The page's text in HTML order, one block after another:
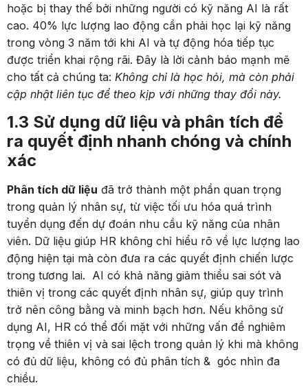
hoặc bị thay thế bởi những người có kỹ năng AI là rất
cao. 40% lực lượng lao động cần phải học lại kỹ năng
trong vòng 3 năm tới khi AI và tự động hóa tiếp tục
được triển khai rộng rãi. Đây là lời cảnh báo mạnh mẽ
cho tất cả chúng ta: Không chỉ là học hỏi, mà còn phải
cập nhật liên tục để theo kịp với những thay đổi này.
1.3 Sử dụng dữ liệu và phân tích để
ra quyết định nhanh chóng và chính
xác
Phân tích dữ liệu đã trở thành một phần quan trọng
trong quản lý nhân sự, từ việc tối ưu hóa quá trình
tuyển dụng đến dự đoán nhu cầu kỹ năng của nhân
viên. Dữ liệu giúp HR không chỉ hiểu rõ về lực lượng lao
động hiện tại mà còn đưa ra các quyết định chiến lược
trong tương lai. AI có khả năng giảm thiểu sai sót và
thiên vị trong các quyết định nhân sự, giúp quy trình
trở nên công bằng và minh bạch hơn. Nếu không sử
dụng AI, HR có thể đối mặt với những vấn đề nghiêm
trọng về thiên vị và sai lệch trong quản lý khi mà không
có đủ dữ liệu, không có đủ phân tích & góc nhìn đa
chiều.